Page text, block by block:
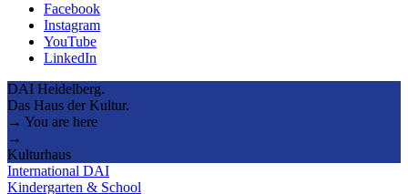
Facebook
Instagram
YouTube
LinkedIn
DAI Heidelberg.
Das Haus der Kultur.
→ You are here
→
Kulturhaus
International DAI
Kindergarten & School